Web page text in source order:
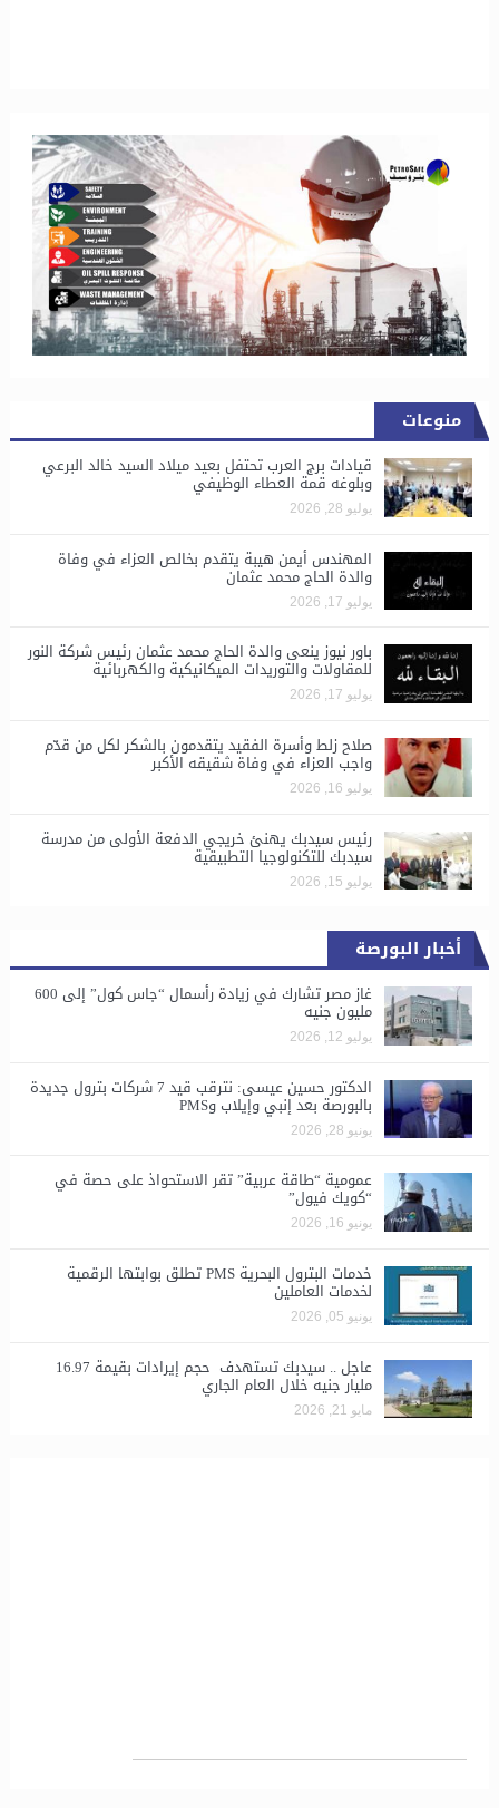
منوعات
قيادات برج العرب تحتفل بعيد ميلاد السيد خالد البرعي
وبلوغه قمة العطاء الوظيفي
يوليو 28, 2026
المهندس أيمن هيبة يتقدم بخالص العزاء في وفاة
والدة الحاج محمد عثمان
يوليو 17, 2026
باور نيوز ينعى والدة الحاج محمد عثمان رئيس شركة النور
للمقاولات والتوريدات الميكانيكية والكهربائية
يوليو 17, 2026
صلاح زلط وأسرة الفقيد يتقدمون بالشكر لكل من قدّم
واجب العزاء في وفاة شقيقه الأكبر
يوليو 16, 2026
رئيس سيدبك يهنئ خريجي الدفعة الأولى من مدرسة
سيدبك للتكنولوجيا التطبيقية
يوليو 15, 2026
أخبار البورصة
غاز مصر تشارك في زيادة رأسمال “جاس كول” إلى 600
مليون جنيه
يوليو 12, 2026
الدكتور حسين عيسى: نترقب قيد 7 شركات بترول جديدة
بالبورصة بعد إنبي وإيلاب وPMS
يونيو 28, 2026
​عمومية “طاقة عربية” تقر الاستحواذ على حصة في
“كويك فيول”
يونيو 16, 2026
خدمات البترول البحرية PMS تطلق بوابتها الرقمية
لخدمات العاملين
يونيو 05, 2026
عاجل .. سيدبك تستهدف حجم إيرادات بقيمة 16.97
مليار جنيه خلال العام الجاري
مايو 21, 2026